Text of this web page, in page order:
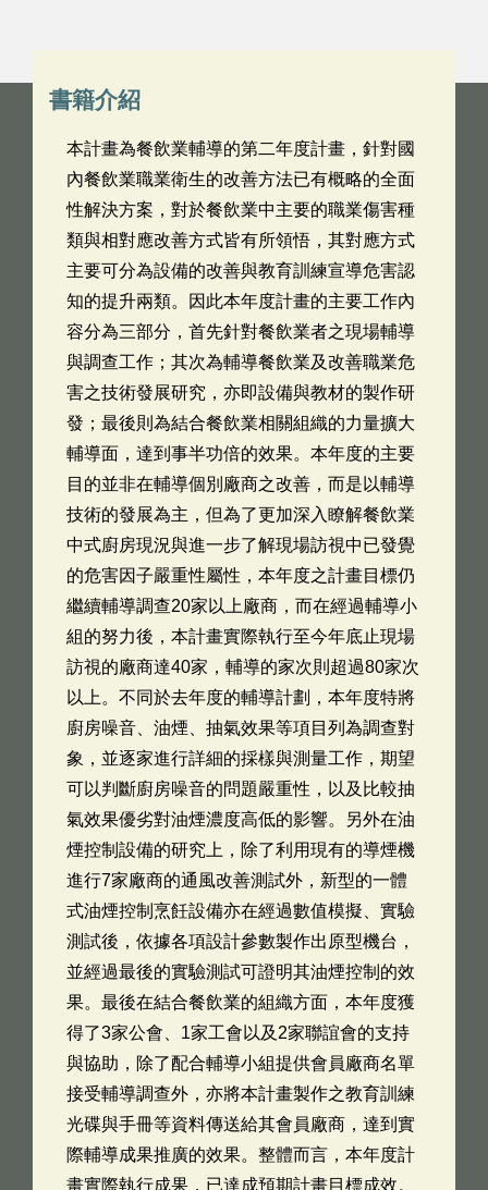
書籍介紹
本計畫為餐飲業輔導的第二年度計畫，針對國
內餐飲業職業衛生的改善方法已有概略的全面
性解決方案，對於餐飲業中主要的職業傷害種
類與相對應改善方式皆有所領悟，其對應方式
主要可分為設備的改善與教育訓練宣導危害認
知的提升兩類。因此本年度計畫的主要工作內
容分為三部分，首先針對餐飲業者之現場輔導
與調查工作；其次為輔導餐飲業及改善職業危
害之技術發展研究，亦即設備與教材的製作研
發；最後則為結合餐飲業相關組織的力量擴大
輔導面，達到事半功倍的效果。本年度的主要
目的並非在輔導個別廠商之改善，而是以輔導
技術的發展為主，但為了更加深入瞭解餐飲業
中式廚房現況與進一步了解現場訪視中已發覺
的危害因子嚴重性屬性，本年度之計畫目標仍
繼續輔導調查20家以上廠商，而在經過輔導小
組的努力後，本計畫實際執行至今年底止現場
訪視的廠商達40家，輔導的家次則超過80家次
以上。不同於去年度的輔導計劃，本年度特將
廚房噪音、油煙、抽氣效果等項目列為調查對
象，並逐家進行詳細的採樣與測量工作，期望
可以判斷廚房噪音的問題嚴重性，以及比較抽
氣效果優劣對油煙濃度高低的影響。另外在油
煙控制設備的研究上，除了利用現有的導煙機
進行7家廠商的通風改善測試外，新型的一體
式油煙控制烹飪設備亦在經過數值模擬、實驗
測試後，依據各項設計參數製作出原型機台，
並經過最後的實驗測試可證明其油煙控制的效
果。最後在結合餐飲業的組織方面，本年度獲
得了3家公會、1家工會以及2家聯誼會的支持
與協助，除了配合輔導小組提供會員廠商名單
接受輔導調查外，亦將本計畫製作之教育訓練
光碟與手冊等資料傳送給其會員廠商，達到實
際輔導成果推廣的效果。整體而言，本年度計
畫實際執行成果，已達成預期計畫目標成效。